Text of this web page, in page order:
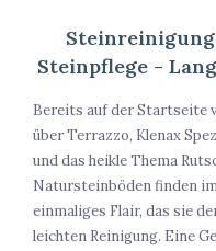
Steinpflege -
Bereits auf der Startseite
über Terrazzo, Klenax
und das heikle Thema
Natursteinböden finden
einmaliges Flair, das sie
leichten Reinigung. Eine